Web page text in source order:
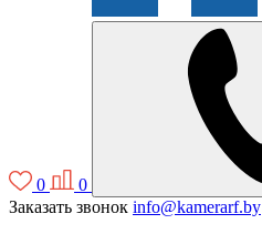
0
0
Заказать звонок info@kamerarf.by